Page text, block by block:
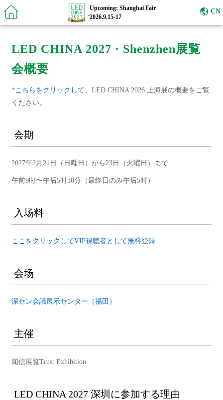
Upcoming: Shanghai Fair
2026.9.15-17
CN
LED CHINA 2027 · Shenzhen展覧
会概要
*こちらをクリックして、LED CHINA 2026 上海展の概要をご覧
ください。
会期
2027年2月21日（日曜日）から23日（火曜日）まで
午前9时〜午后5时30分（最终日のみ午后5时）
入场料
ここをクリックしてVIP視聴者として無料登録
会场
深セン会議展示センター（福田）
主催
闻信展覧Trust Exhibition
LED CHINA 2027 深圳に参加する理由